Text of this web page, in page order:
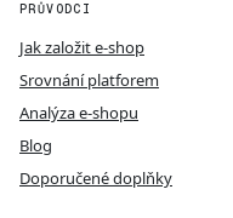
PRŮVODCI
Jak založit e-shop
Srovnání platforem
Analýza e-shopu
Blog
Doporučené doplňky